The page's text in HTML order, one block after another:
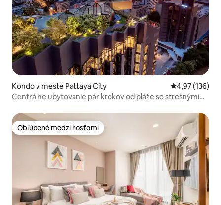
Kondo v meste Pattaya City Priemerné
4,97 (136)
Centrálne ubytovanie pár krokov od pláže so strešnými
Obľúbené medzi hosťami
Obľúbené medzi hosťami